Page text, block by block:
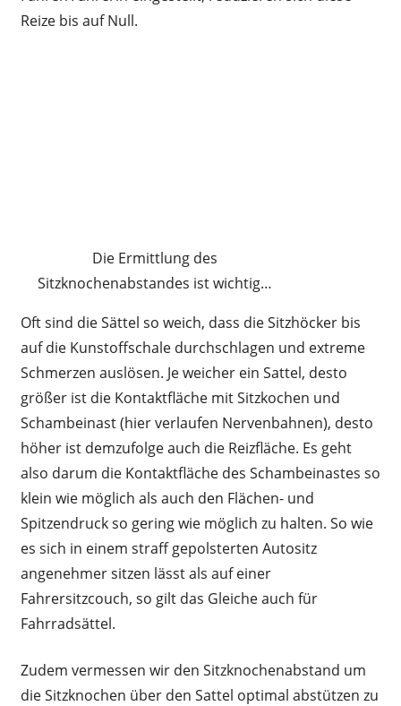
Reize bis auf Null.
Die Ermittlung des
Sitzknochenabstandes ist wichtig…
Oft sind die Sättel so weich, dass die Sitzhöcker bis
auf die Kunstoffschale durchschlagen und extreme
Schmerzen auslösen. Je weicher ein Sattel, desto
größer ist die Kontaktfläche mit Sitzkochen und
Schambeinast (hier verlaufen Nervenbahnen), desto
höher ist demzufolge auch die Reizfläche. Es geht
also darum die Kontaktfläche des Schambeinastes so
klein wie möglich als auch den Flächen- und
Spitzendruck so gering wie möglich zu halten. So wie
es sich in einem straff gepolsterten Autositz
angenehmer sitzen lässt als auf einer
Fahrersitzcouch, so gilt das Gleiche auch für
Fahrradsättel.
Zudem vermessen wir den Sitzknochenabstand um
die Sitzknochen über den Sattel optimal abstützen zu